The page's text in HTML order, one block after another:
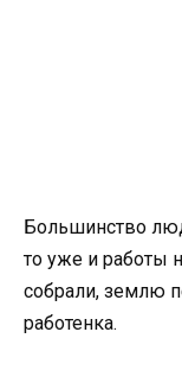
Большинство
то уже и работы
собрали, землю
работенка.